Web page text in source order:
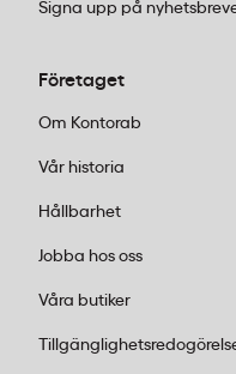
Kan bisfenolfria
Ja, denna termorulle
ansvarsfullt
än konventionella
Signa upp på
Företaget
Om Kontorab
Vår historia
Hållbarhet
Jobba hos oss
Våra butiker